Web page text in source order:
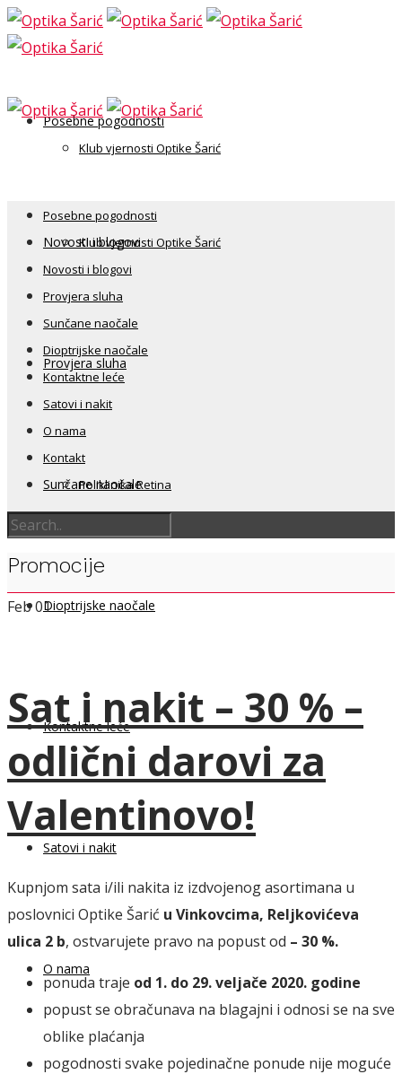
Posebne pogodnosti
Klub vjernosti Optike Šarić
Novosti i blogovi
Provjera sluha
Sunčane naočale
Dioptrijske naočale
Kontaktne leće
Satovi i nakit
O nama
Posebne pogodnosti
Klub vjernosti Optike Šarić
Novosti i blogovi
Provjera sluha
Sunčane naočale
Dioptrijske naočale
Kontaktne leće
Satovi i nakit
O nama
Kontakt
Poliklinika Retina
Promocije
Feb01
Sat i nakit – 30 % –
odlični darovi za
Valentinovo!
Kupnjom sata i/ili nakita iz izdvojenog asortimana u
poslovnici Optike Šarić u Vinkovcima, Reljkovićeva
ulica 2 b, ostvarujete pravo na popust od – 30 %.
ponuda traje od 1. do 29. veljače 2020. godine
popust se obračunava na blagajni i odnosi se na sve
oblike plaćanja
pogodnosti svake pojedinačne ponude nije moguće